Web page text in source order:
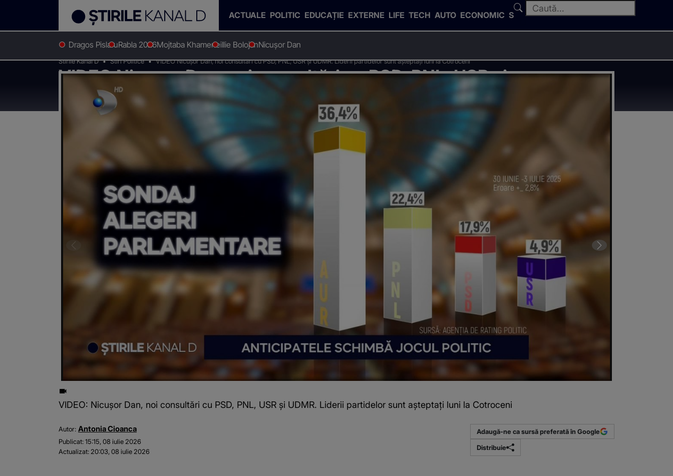
ACTUALE POLITIC EDUCAȚIE EXTERNE LIFE TECH AUTO ECONOMIC SPORT
Dragos PislaruRabla 2026Mojtaba KhameneiIlie BolojanNicușor Dan
Stirile Kanal D Stiri Politice VIDEO Nicușor Dan, noi consultări cu PSD, PNL, USR și UDMR. Liderii partidelor sunt așteptați luni la Cotroceni
VIDEO Nicușor Dan, noi consultări cu PSD, PNL, USR și
UDMR. Liderii partidelor sunt așteptați luni la Cotroceni
VIDEO: Nicușor Dan, noi consultări cu PSD, PNL, USR și UDMR. Liderii partidelor sunt așteptați luni la Cotroceni
Autor: Antonia Cioanca
Publicat:15:15, 08 iulie 2026
Actualizat:20:03, 08 iulie 2026
Adaugă-ne ca sursă preferată în Google
Distribuie